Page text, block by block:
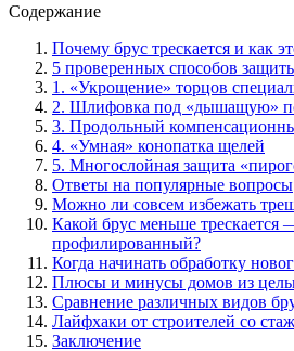
Содержание
Почему брус трескается и как
5 проверенных способов
1. «Укрощение» торцов
2. Шлифовка под «дышащую»
3. Продольный
4. «Умная» конопатка щелей
5. Многослойная защита
Ответы на популярные вопросы
Можно ли совсем избежать
Какой брус меньше
профилированный?
Когда начинать обработку
Плюсы и минусы домов из
Сравнение различных видов
Лайфхаки от строителей со
Заключение